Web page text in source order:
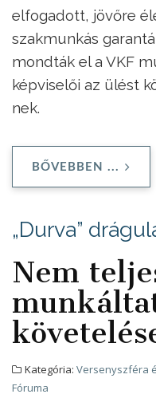
elfogadott, jövőre
szakmunkás
mondták el a VKF
képviselői az ülést
nek.
BŐVEBBEN ...
„Durva”
Nem
Kategória: Versenyszféra
Fóruma